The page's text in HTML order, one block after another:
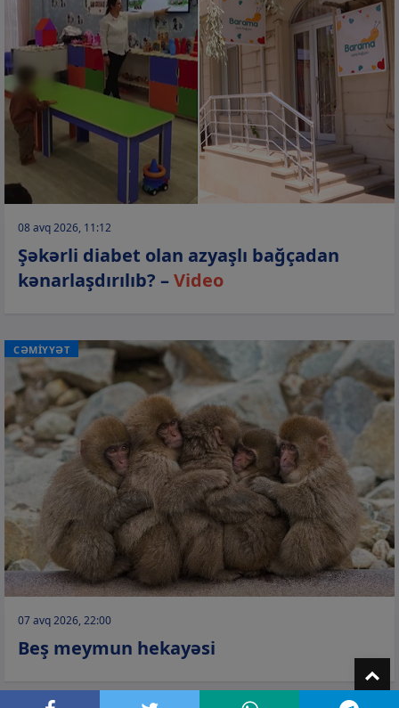
08 avq 2026, 11:12
Şəkərli diabet olan azyaşlı bağçadan
kənarlaşdırılıb? –Video
CƏMİYYƏT
07 avq 2026, 22:00
Beş meymun hekayəsi